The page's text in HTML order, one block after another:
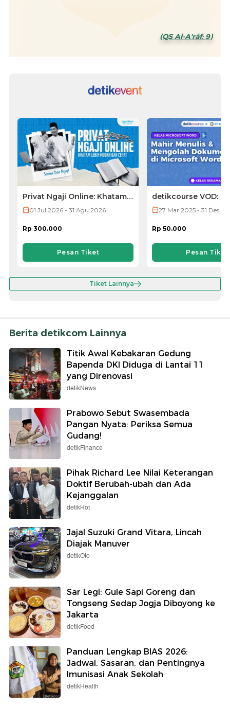
(QS Al-A'rāf: 9)
Privat Ngaji Online: Khatam
Lebih Mudah dan Cepat
01 Jul 2026 - 31 Agu 2026
Rp 300.000
Pesan Tiket
detikcourse VOD:
Microsoft Word
27 Mar 2025 - 31 Des
Rp 50.000
Pesan Tiket
Tiket Lainnya
Berita detikcom Lainnya
Titik Awal Kebakaran Gedung
Bapenda DKI Diduga di Lantai 11
yang Direnovasi
detikNews
Prabowo Sebut Swasembada
Pangan Nyata: Periksa Semua
Gudang!
detikFinance
Pihak Richard Lee Nilai Keterangan
Doktif Berubah-ubah dan Ada
Kejanggalan
detikHot
Jajal Suzuki Grand Vitara, Lincah
Diajak Manuver
detikOto
Sar Legi: Gule Sapi Goreng dan
Tongseng Sedap Jogja Diboyong ke
Jakarta
detikFood
Panduan Lengkap BIAS 2026:
Jadwal, Sasaran, dan Pentingnya
Imunisasi Anak Sekolah
detikHealth